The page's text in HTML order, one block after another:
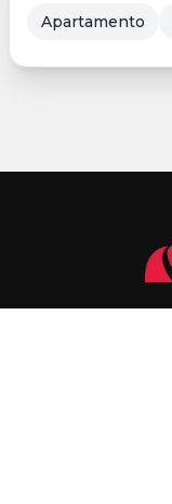
Apartamento